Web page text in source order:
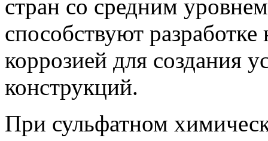
стран со средним
способствуют
коррозией для создания
конструкций.
При сульфатном